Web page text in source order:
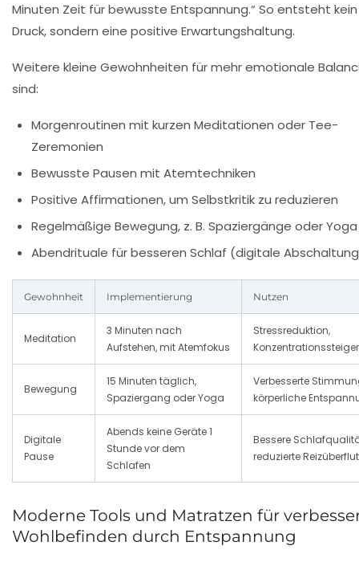
Minuten Zeit für bewusste Entspannung.“ So entsteht kein
Druck, sondern eine positive Erwartungshaltung.
Weitere kleine Gewohnheiten für mehr emotionale
sind:
Morgenroutinen mit kurzen Meditationen oder Tee-
Zeremonien
Bewusste Pausen mit Atemtechniken
Positive Affirmationen, um Selbstkritik zu reduzieren
Regelmäßige Bewegung, z. B. Spaziergänge oder Yoga
Abendrituale für besseren Schlaf (digitale
Gewohnheit Implementierung Nutzen
Meditation
3 Minuten nach
Aufstehen, mit Atemfokus
Stressreduktion,
Bewegung
15 Minuten täglich,
Spaziergang oder Yoga
Verbesserte
körperliche
Digitale
Pause
Abends keine Geräte 1
Stunde vor dem
Schlafen
Bessere
reduzierte
Moderne Tools und Matratzen für
Wohlbefinden durch Entspannung